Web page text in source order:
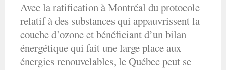
Avec la ratification à Montréal du protocole
relatif à des substances qui appauvrissent la
couche d’ozone et bénéficiant d’un bilan
énergétique qui fait une large place aux
énergies renouvelables, le Québec peut se